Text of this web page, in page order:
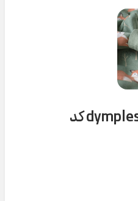
بلوز پسرانه سبز روباه dymples کد